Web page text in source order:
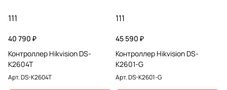
111
40 790 ₽
Контроллер Hikvision DS-
K2604T
Арт.DS-K2604T
111
45 590 ₽
Контроллер Hikvision DS-
K2601-G
Арт.DS-K2601-G